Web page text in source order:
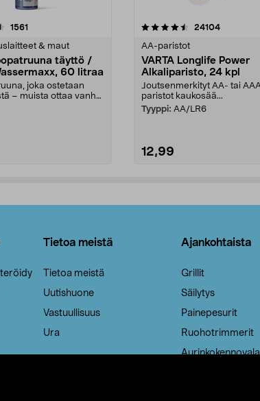
1561
& maut
täyttö /
60 litraa
joka ostetaan
– muista ottaa vanha
4.5viidestä
24104arvostelut
AA-paristot
VARTA Longlife Power
Alkaliparisto, 24 kpl
Joutsenmerkityt AA- tai
paristot kaukosää...
Tyyppi: AA/LR6
12,99
4.5viidestä
Tietoa meistä
Tietoa meistä
Uutishuone
Vastuullisuus
Ura
Ajankohtaista
Grillit
Säilytys
Painepesurit
Ruohotrimmerit